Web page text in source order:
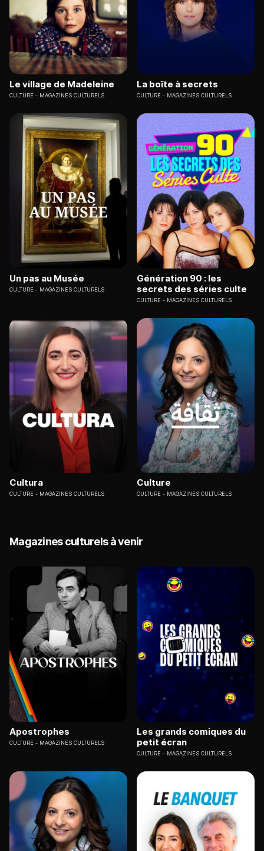
Le village de Madeleine
CULTURE MAGAZINES CULTURELS
La boîte à secrets
CULTURE MAGAZINES CULTURELS
Un pas au Musée
CULTURE MAGAZINES CULTURELS
Génération 90 : les
secrets des séries culte
CULTURE MAGAZINES CULTURELS
Cultura
CULTURE MAGAZINES CULTURELS
Culture
CULTURE MAGAZINES CULTURELS
Magazines culturels à venir
Apostrophes
CULTURE MAGAZINES CULTURELS
Les grands comiques du
petit écran
CULTURE MAGAZINES CULTURELS